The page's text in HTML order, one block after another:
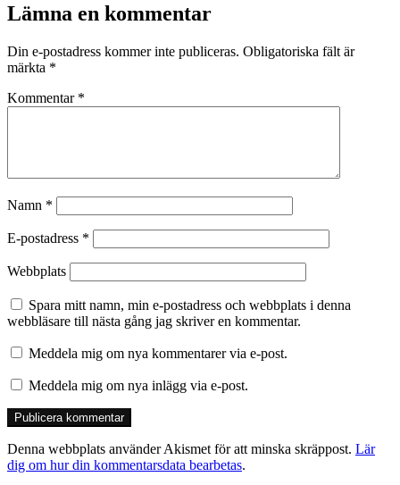
Lämna en kommentar
Din e-postadress kommer inte publiceras. Obligatoriska fält är
märkta *
Kommentar *
Namn *
E-postadress *
Webbplats
Spara mitt namn, min e-postadress och webbplats i denna
webbläsare till nästa gång jag skriver en kommentar.
Meddela mig om nya kommentarer via e-post.
Meddela mig om nya inlägg via e-post.
Denna webbplats använder Akismet för att minska skräppost. Lär
dig om hur din kommentarsdata bearbetas.